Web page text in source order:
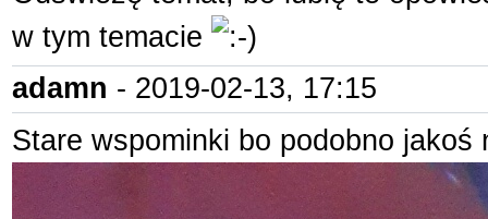
w tym temacie
adamn - 2019-02-13, 17:15
Stare wspominki bo podobno jakoś